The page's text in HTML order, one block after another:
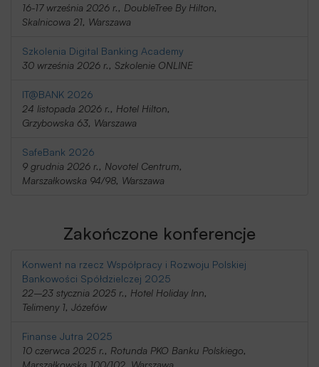
16-17 września 2026 r., DoubleTree By Hilton,
Skalnicowa 21, Warszawa
Szkolenia Digital Banking Academy
30 września 2026 r., Szkolenie ONLINE
IT@BANK 2026
24 listopada 2026 r., Hotel Hilton,
Grzybowska 63, Warszawa
SafeBank 2026
9 grudnia 2026 r., Novotel Centrum,
Marszałkowska 94/98, Warszawa
Zakończone konferencje
Konwent na rzecz Współpracy i Rozwoju Polskiej
Bankowości Spółdzielczej 2025
22–23 stycznia 2025 r., Hotel Holiday Inn,
Telimeny 1, Józefów
Finanse Jutra 2025
10 czerwca 2025 r., Rotunda PKO Banku Polskiego,
Marszałkowska 100/102, Warszawa